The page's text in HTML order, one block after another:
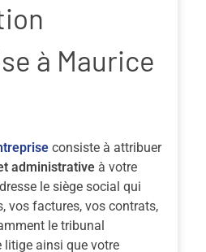
à Maurice
consiste à attribuer
administrative à votre
le siège social qui
vos factures, vos contrats,
le tribunal
litige ainsi que votre